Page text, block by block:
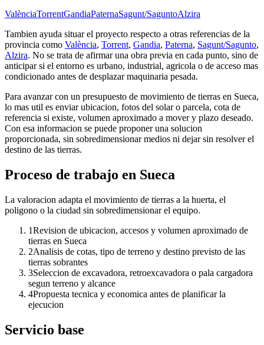
ValènciaTorrentGandiaPaternaSagunt/SaguntoAlzira
Tambien ayuda situar el proyecto respecto a otras referencias de la
provincia como València, Torrent, Gandia, Paterna, Sagunt/Sagunto,
Alzira. No se trata de afirmar una obra previa en cada punto, sino de
anticipar si el entorno es urbano, industrial, agricola o de acceso mas
condicionado antes de desplazar maquinaria pesada.
Para avanzar con un presupuesto de movimiento de tierras en Sueca,
lo mas util es enviar ubicacion, fotos del solar o parcela, cota de
referencia si existe, volumen aproximado a mover y plazo deseado.
Con esa informacion se puede proponer una solucion
proporcionada, sin sobredimensionar medios ni dejar sin resolver el
destino de las tierras.
Proceso de trabajo en Sueca
La valoracion adapta el movimiento de tierras a la huerta, el
poligono o la ciudad sin sobredimensionar el equipo.
1Revision de ubicacion, accesos y volumen aproximado de
tierras en Sueca
2Analisis de cotas, tipo de terreno y destino previsto de las
tierras sobrantes
3Seleccion de excavadora, retroexcavadora o pala cargadora
segun terreno y alcance
4Propuesta tecnica y economica antes de planificar la
ejecucion
Servicio base